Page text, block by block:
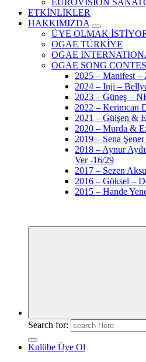
EUROVISION
ETKİNLİKLER
HAKKIMIZDA
ÜYE OLMAK
OGAE TÜRKİYE
OGAE
OGAE SONG
2025 – Manifest –
2024 – Inji –
2023 – Güneş –
2022 – Kerimcan
2021 – Gülşen &
2020 – Murda &
2019 – Sena
2018 – Aynur
Ver -16/29
2017 – Sezen
2016 – Göksel –
2015 – Hande
Search for:
Kulübe Üye Ol